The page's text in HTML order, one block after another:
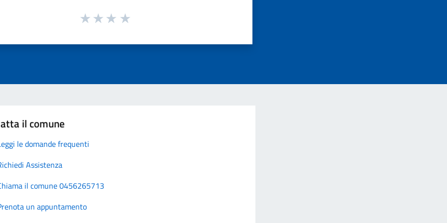
il comune
le domande frequenti
Assistenza
il comune 0456265713
un appuntamento